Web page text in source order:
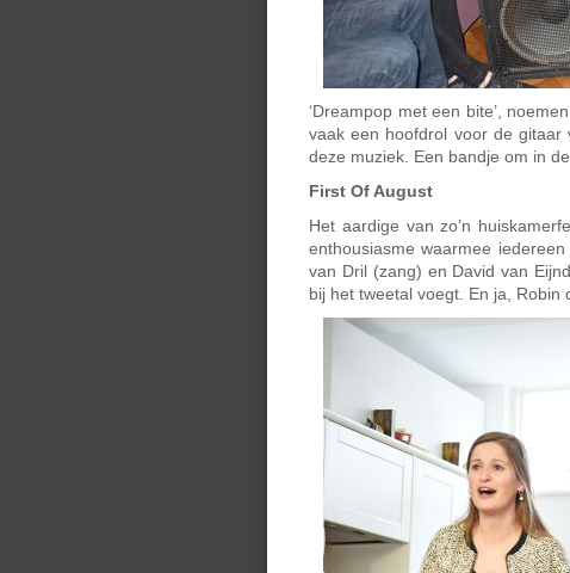
‘Dreampop met een bite’,
vaak een hoofdrol voor de gitaar
deze muziek. Een bandje om in
First Of August
Het aardige van zo’n
enthousiasme waarmee
van Dril (zang) en David van
bij het tweetal voegt. En ja, Robin